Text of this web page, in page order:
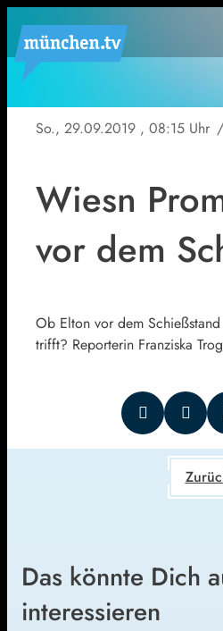
So., 29.09.2019 , 08:15 Uhr /
Wiesn
vor dem
Ob Elton vor dem
trifft? Reporterin Franziska
Das könnte Dich
interessieren